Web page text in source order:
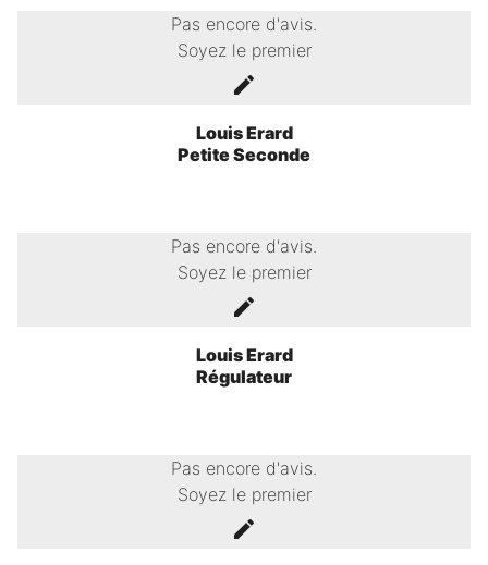
Pas encore d'avis.
Soyez le premier
Louis Erard
Petite Seconde
Pas encore d'avis.
Soyez le premier
Louis Erard
Régulateur
Pas encore d'avis.
Soyez le premier